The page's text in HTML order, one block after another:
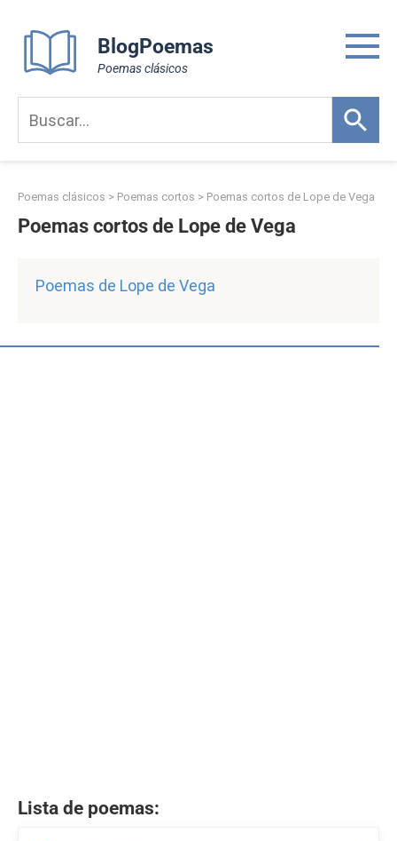
content
BlogPoemas
Poemas clásicos
Poemas clásicos > Poemas cortos > Poemas cortos de Lope de Vega
Poemas cortos de Lope de Vega
Poemas de Lope de Vega
Lista de poemas: